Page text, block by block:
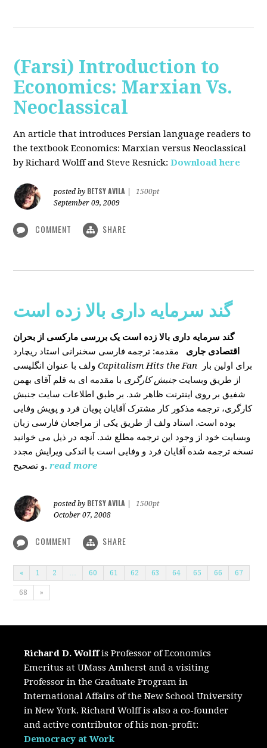
(Farsi) Introduction to
Economics: Marxian Vs.
Neoclassical
An article that introduces Persian language readers to
the textbook Economics: Marxian versus Neoclassical
by Richard Wolff and Steve Resnick:Download here
posted by BETSY AVILA
1500pt
September 09, 2009
COMMENT SHARE
گند سرمایه داری بالا زده است
گند سرمایه داری بالا زده است یک بررسی مارکسی از بحران
اقتصادی جاری
مقدمه: ترجمه فارسی سخنرانی استاد ریچارد
ولف با عنوان انگلیسیCapitalism Hits the Fan
از طریق وبسایتجنبش کارگری با مقدمه ای به قلم آقای بهمن
شفیق بر روی اینترنت ظاهر شد. بر طبق اطلاعات سایت جنبش
کارگری، ترجمه مذکور کار مشترک آقایان پویان فرد و پویش وفایی
بوده است. استاد ولف از طریق یکی از مراجعان فارسی زبان
وبسایت خود از وجود این ترجمه مطلع شد. آنچه در ذیل می خوانید
نسخه ترجمه شده آقایان فرد و وفایی است با اندکی ویرایش مجدد
و تصحیح. read more
posted by BETSY AVILA
1500pt
October 07, 2008
COMMENT SHARE
« 1 2 60 61 62 63 64 65 66 67
68 »
Richard D. Wolffis Professor of Economics
Emeritus at UMass Amherst and a visiting
Professor in the Graduate Program in
International Affairs of the New School University
in New York. Richard Wolff is also a co-founder
and active contributor of his non-profit:
Democracy at Work